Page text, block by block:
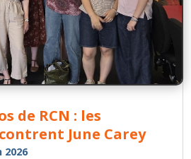
de RCN : les
June Carey
2026